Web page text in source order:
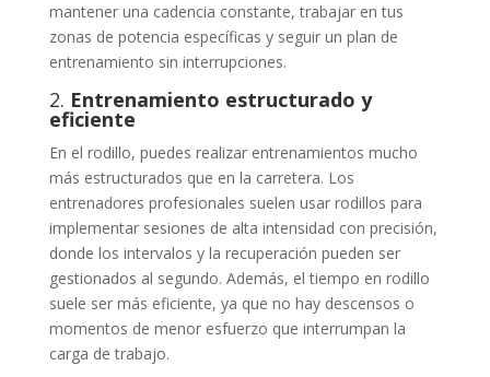
mantener una cadencia constante, trabajar en tus
zonas de potencia específicas y seguir un plan de
entrenamiento sin interrupciones.
2. Entrenamiento estructurado y
eficiente
En el rodillo, puedes realizar entrenamientos mucho
más estructurados que en la carretera. Los
entrenadores profesionales suelen usar rodillos para
implementar sesiones de alta intensidad con precisión,
donde los intervalos y la recuperación pueden ser
gestionados al segundo. Además, el tiempo en rodillo
suele ser más eficiente, ya que no hay descensos o
momentos de menor esfuerzo que interrumpan la
carga de trabajo.